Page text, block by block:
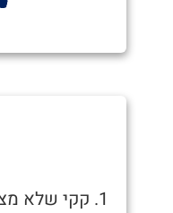
1. קקי שלא מצריך ניגוב, כלומר אזור הרקטום כבר נקי לאחר המעשה.